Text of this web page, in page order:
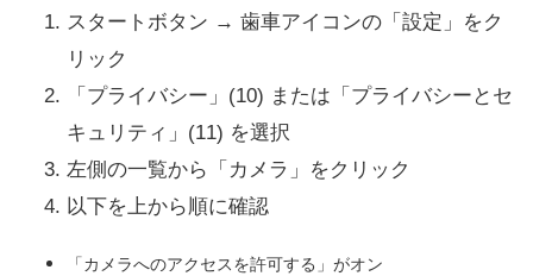
スタートボタン → 歯車アイコンの「設定」をク
リック
「プライバシー」(10) または「プライバシーとセ
キュリティ」(11) を選択
左側の一覧から「カメラ」をクリック
以下を上から順に確認
「カメラへのアクセスを許可する」がオン